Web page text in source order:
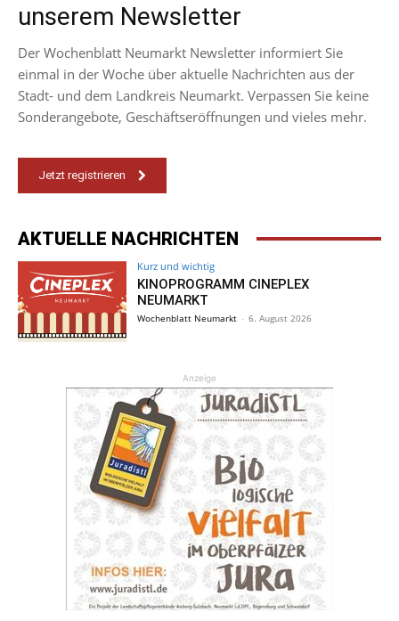
unserem Newsletter
Der Wochenblatt Neumarkt Newsletter informiert Sie
einmal in der Woche über aktuelle Nachrichten aus der
Stadt- und dem Landkreis Neumarkt. Verpassen Sie keine
Sonderangebote, Geschäftseröffnungen und vieles mehr.
Jetzt registrieren
AKTUELLE NACHRICHTEN
Kurz und wichtig
KINOPROGRAMM CINEPLEX
NEUMARKT
Wochenblatt Neumarkt - 6. August 2026
Anzeige